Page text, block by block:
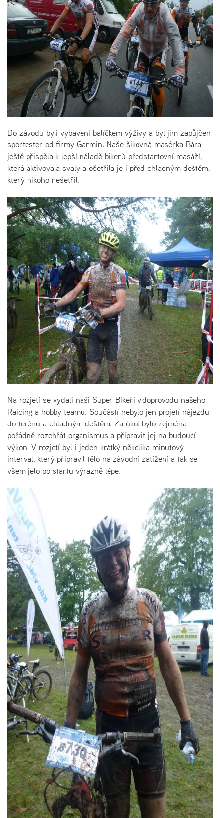
Do závodu byli vybaveni balíčkem výživy a byl jim zapůjčen
sportester od firmy Garmin. Naše šikovná masérka Bára
ještě přispěla k lepší náladě bikerů předstartovní masáží,
která aktivovala svaly a ošetřila je i před chladným deštěm,
který nikoho nešetřil.
Na rozjetí se vydali naši Super Bikeři v doprovodu našeho
Raicing a hobby teamu. Součástí nebylo jen projetí nájezdu
do terénu a chladným deštěm. Za úkol bylo zejména
pořádně rozehřát organismus a připravit jej na budoucí
výkon. V rozjetí byl i jeden krátký několika minutový
interval, který připravil tělo na závodní zatížení a tak se
všem jelo po startu výrazně lépe.